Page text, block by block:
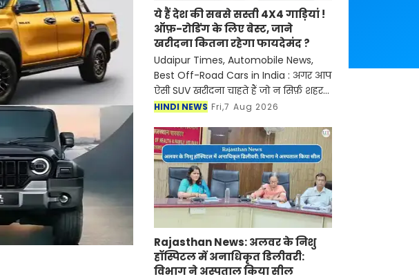
ये हैं देश की सबसे सस्ती 4X4 गाड़ियां !
ऑफ़-रोडिंग के लिए बेस्ट, जाने
खरीदना कितना रहेगा फायदेमंद ?
Udaipur Times, Automobile News,
Best Off-Road Cars in India : अगर आप
ऐसी SUV खरीदना चाहते हैं जो न सिर्फ़ शहर
की सड़कों पर, बल्कि पहाड़ों, कीचड़ और
दे, तो
HINDI NEWS Fri,7 Aug 2026
Rajasthan News: अलवर के निशु
हॉस्पिटल में अनाधिकृत डिलीवरी:
विभाग ने अस्पताल किया सील